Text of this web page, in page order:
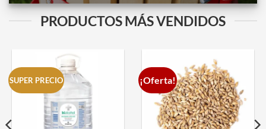
PRODUCTOS MÁS VENDIDOS
SUPER PRECIO ¡Oferta!